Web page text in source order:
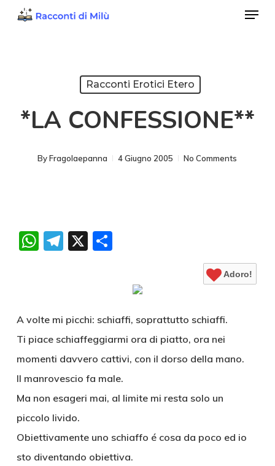
Menu
Racconti Erotici Etero
*LA CONFESSIONE**
By Fragolaepanna 4 Giugno 2005 No Comments
WhatsApp
Telegram
X Condividi
Adoro!
A volte mi picchi: schiaffi, soprattutto schiaffi.
Ti piace schiaffeggiarmi ora di piatto, ora nei
momenti davvero cattivi, con il dorso della mano.
Il manrovescio fa male.
Ma non esageri mai, al limite mi resta solo un
piccolo livido.
Obiettivamente uno schiaffo é cosa da poco ed io
sto diventando obiettiva.